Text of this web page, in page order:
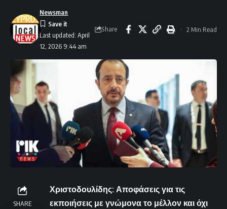
Last updated: April
12, 2026 9:44 am
Newsman
Share 2 Min Read
SHARE
Χριστοδουλίδης: Αποφάσεις για τις
εκποιήσεις με γνώμονα το μέλλον και όχι